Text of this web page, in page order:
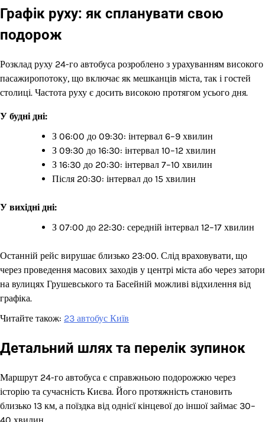
Графік руху: як спланувати свою
подорож
Розклад руху 24-го автобуса розроблено з урахуванням високого
пасажиропотоку, що включає як мешканців міста, так і гостей
столиці. Частота руху є досить високою протягом усього дня.
У будні дні:
З 06:00 до 09:30: інтервал 6–9 хвилин
З 09:30 до 16:30: інтервал 10–12 хвилин
З 16:30 до 20:30: інтервал 7–10 хвилин
Після 20:30: інтервал до 15 хвилин
У вихідні дні:
З 07:00 до 22:30: середній інтервал 12–17 хвилин
Останній рейс вирушає близько 23:00. Слід враховувати, що
через проведення масових заходів у центрі міста або через затори
на вулицях Грушевського та Басейній можливі відхилення від
графіка.
Читайте також: 23 автобус Київ
Детальний шлях та перелік зупинок
Маршрут 24-го автобуса є справжньою подорожжю через
історію та сучасність Києва. Його протяжність становить
близько 13 км, а поїздка від однієї кінцевої до іншої займає 30–